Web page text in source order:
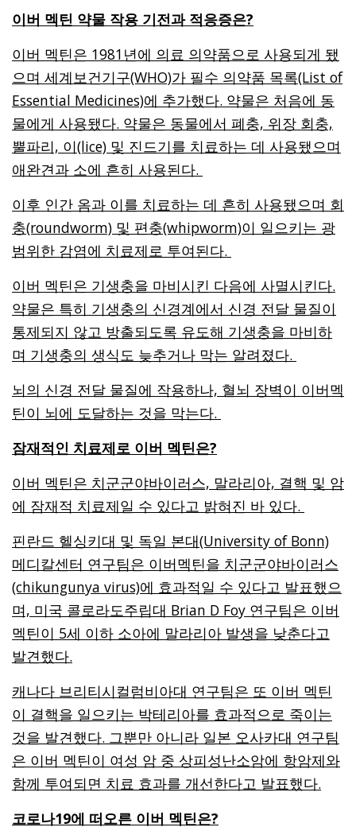
이버 멕틴 약물 작용 기전과 적응증은?
이버 멕틴은 1981년에 의료 의약품으로 사용되게 됐
으며 세계보건기구(WHO)가 필수 의약품 목록(List of
Essential Medicines)에 추가했다. 약물은 처음에 동
물에게 사용됐다. 약물은 동물에서 폐충, 위장 회충,
뿔파리, 이(lice) 및 진드기를 치료하는 데 사용됐으며
애완견과 소에 흔히 사용된다.
이후 인간 옴과 이를 치료하는 데 흔히 사용됐으며 회
충(roundworm) 및 편충(whipworm)이 일으키는 광
범위한 감염에 치료제로 투여된다.
이버 멕틴은 기생충을 마비시킨 다음에 사멸시킨다.
약물은 특히 기생충의 신경계에서 신경 전달 물질이
통제되지 않고 방출되도록 유도해 기생충을 마비하
며 기생충의 생식도 늦추거나 막는 알려졌다.
뇌의 신경 전달 물질에 작용하나, 혈뇌 장벽이 이버멕
틴이 뇌에 도달하는 것을 막는다.
잠재적인 치료제로 이버 멕틴은?
이버 멕틴은 치군군야바이러스, 말라리아, 결핵 및 암
에 잠재적 치료제일 수 있다고 밝혀진 바 있다.
핀란드 헬싱키대 및 독일 본대(University of Bonn)
메디칼센터 연구팀은 이버멕틴을 치군군야바이러스
(chikungunya virus)에 효과적일 수 있다고 발표했으
며, 미국 콜로라도주립대 Brian D Foy 연구팀은 이버
멕틴이 5세 이하 소아에 말라리아 발생을 낮춘다고
발견했다.
캐나다 브리티시컬럼비아대 연구팀은 또 이버 멕틴
이 결핵을 일으키는 박테리아를 효과적으로 죽이는
것을 발견했다. 그뿐만 아니라 일본 오사카대 연구팀
은 이버 멕틴이 여성 암 중 상피성난소암에 항암제와
함께 투여되면 치료 효과를 개선한다고 발표했다.
코로나19에 떠오른 이버 멕틴은?